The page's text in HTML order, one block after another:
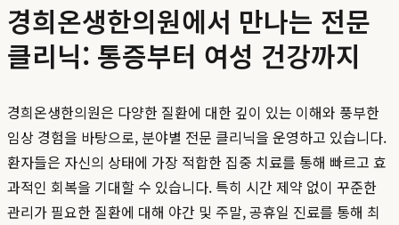
경희온생한의원에서 만나는 전문
클리닉: 통증부터 여성 건강까지
경희온생한의원은 다양한 질환에 대한 깊이 있는 이해와 풍부한
임상 경험을 바탕으로, 분야별 전문 클리닉을 운영하고 있습니다.
환자들은 자신의 상태에 가장 적합한 집중 치료를 통해 빠르고 효
과적인 회복을 기대할 수 있습니다. 특히 시간 제약 없이 꾸준한
관리가 필요한 질환에 대해 야간 및 주말, 공휴일 진료를 통해 최